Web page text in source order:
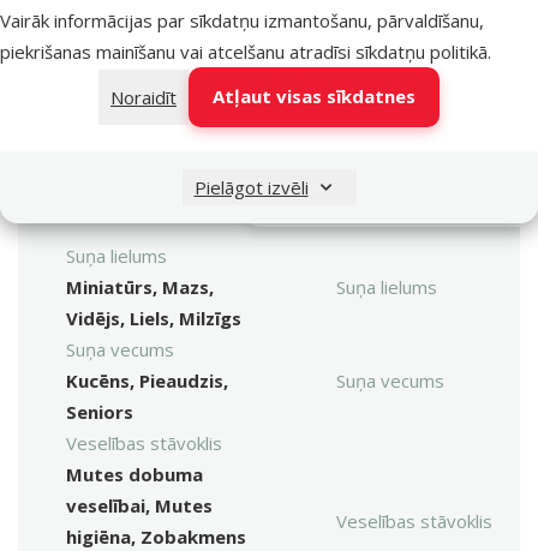
Vairāk informācijas par sīkdatņu izmantošanu, pārvaldīšanu,
piekrišanas mainīšanu vai atcelšanu atradīsi sīkdatņu politikā.
Noraidīt
Atļaut visas sīkdatnes
Pielāgot izvēli
iesaka
Konservi suņiem –
ElbeVille Oral Cavity
Care, Beef with
Black Currant leaf, 220
Meklēt produktu
Suņa lielums
Miniatūrs, Mazs,
Vidējs, Liels, Milzīgs
Suņa lielums
Suņa vecums
Kucēns, Pieaudzis,
Seniors
Suņa vecums
Veselības stāvoklis
Mutes dobuma
veselībai, Mutes
higiēna, Zobakmens
Veselības stāvoklis